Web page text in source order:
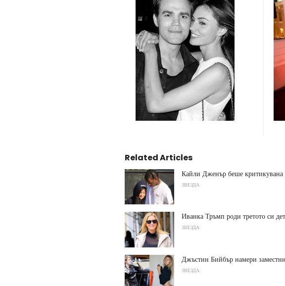
Related Articles
Кайли Дженър беше критикувана
ЗВЕЗДА
Иванка Тръмп роди третото си
ЗВЕЗДА
Джъстин Бийбър намери
ЗВЕЗДА